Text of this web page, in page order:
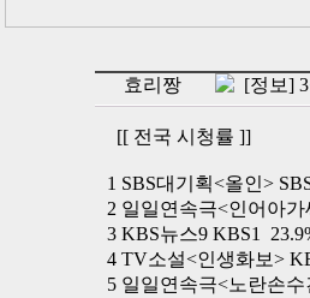
효리짱 [정보] 3
[[ 전국 시청률 ]]
1 SBS대기획<올인>
2 일일연속극<인어아
3 KBS뉴스9 KBS1
4 TV소설<인생화보>
5 일일연속극<노란손